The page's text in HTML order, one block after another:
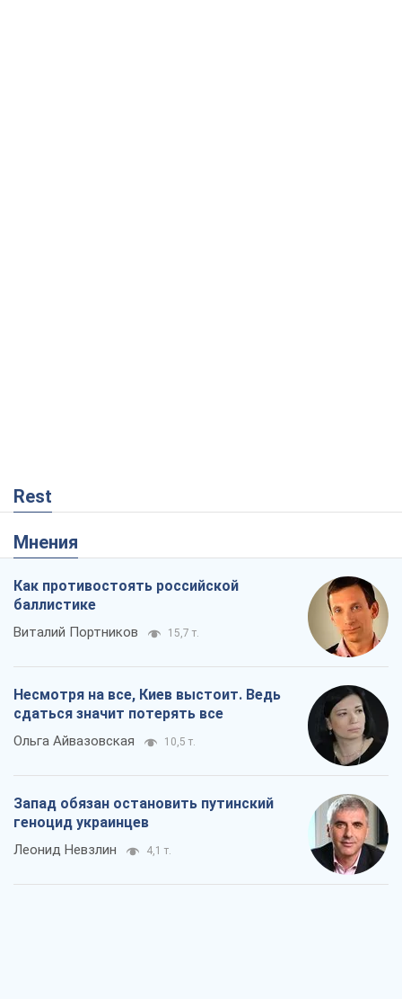
Rest
Мнения
Как противостоять российской
баллистике
Виталий Портников 15,7 т.
Несмотря на все, Киев выстоит. Ведь
сдаться значит потерять все
Ольга Айвазовская 10,5 т.
Запад обязан остановить путинский
геноцид украинцев
Леонид Невзлин 4,1 т.